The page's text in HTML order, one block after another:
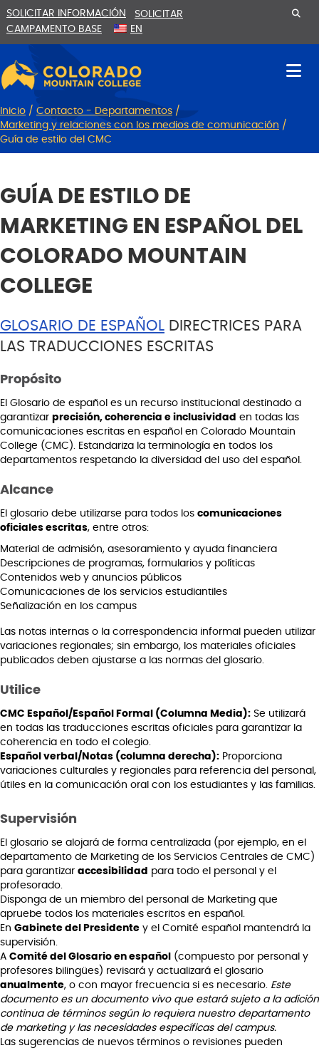
al
contenido
la
navegación
SOLICITAR INFORMACIÓN
SOLICITAR
CAMPAMENTO BASE
EN
Inicio / Contacto - Departamentos/
Marketing y relaciones con los medios de comunicación /
Guía de estilo del CMC
GUÍA DE ESTILO DE
MARKETING EN ESPAÑOL DEL
COLORADO MOUNTAIN
COLLEGE
GLOSARIO DE ESPAÑOL DIRECTRICES PARA
LAS TRADUCCIONES ESCRITAS
Propósito
El Glosario de español es un recurso institucional destinado a
garantizar precisión, coherencia e inclusividad en todas las
comunicaciones escritas en español en Colorado Mountain
College (CMC). Estandariza la terminología en todos los
departamentos respetando la diversidad del uso del español.
Alcance
El glosario debe utilizarse para todos los comunicaciones
oficiales escritas, entre otros:
Material de admisión, asesoramiento y ayuda financiera
Descripciones de programas, formularios y políticas
Contenidos web y anuncios públicos
Comunicaciones de los servicios estudiantiles
Señalización en los campus
Las notas internas o la correspondencia informal pueden utilizar
variaciones regionales; sin embargo, los materiales oficiales
publicados deben ajustarse a las normas del glosario.
Utilice
CMC Español/Español Formal (Columna Media): Se utilizará
en todas las traducciones escritas oficiales para garantizar la
coherencia en todo el colegio.
Español verbal/Notas (columna derecha): Proporciona
variaciones culturales y regionales para referencia del personal,
útiles en la comunicación oral con los estudiantes y las familias.
Supervisión
El glosario se alojará de forma centralizada (por ejemplo, en el
departamento de Marketing de los Servicios Centrales de CMC)
para garantizar accesibilidad para todo el personal y el
profesorado.
Disponga de un miembro del personal de Marketing que
apruebe todos los materiales escritos en español.
En Gabinete del Presidente y el Comité español mantendrá la
supervisión.
A Comité del Glosario en español
(compuesto por personal y
profesores bilingües) revisará y actualizará el glosario
anualmente, o con mayor frecuencia si es necesario. Este
documento es un documento vivo que estará sujeto a la adición
continua de términos según lo requiera nuestro departamento
de marketing y las necesidades específicas del campus.
Las sugerencias de nuevos términos o revisiones pueden